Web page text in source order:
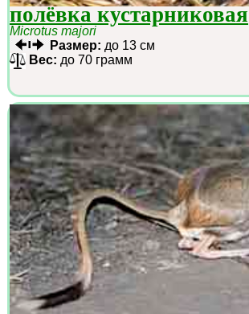
полёвка кустарниковая
Microtus majori
Размер: до 13 см
Вес: до 70 грамм